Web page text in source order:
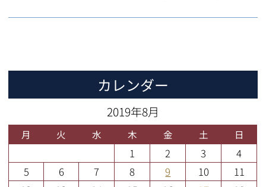
カレンダー
2019年8月
月 火 水 木 金 土 日
1 2 3
4
5
6 7 8 9 10
11